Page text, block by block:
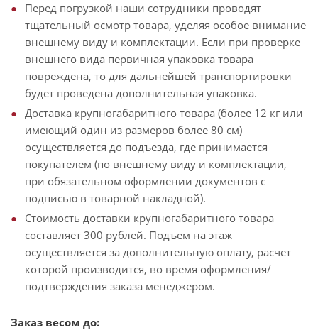
Перед погрузкой наши сотрудники проводят
тщательный осмотр товара, уделяя особое внимание
внешнему виду и комплектации. Если при проверке
внешнего вида первичная упаковка товара
повреждена, то для дальнейшей транспортировки
будет проведена дополнительная упаковка.
Доставка крупногабаритного товара (более 12 кг или
имеющий один из размеров более 80 см)
осуществляется до подъезда, где принимается
покупателем (по внешнему виду и комплектации,
при обязательном оформлении документов с
подписью в товарной накладной).
Стоимость доставки крупногабаритного товара
составляет 300 рублей. Подъем на этаж
осуществляется за дополнительную оплату, расчет
которой производится, во время оформления/
подтверждения заказа менеджером.
Заказ весом до: